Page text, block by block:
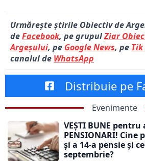
Urmărește știrile Obiectiv de
deFacebook, pe grupulZiar
Argeșului, pe Google News, pe Tik
canalul de WhatsApp
Distribuie pe
Evenimente
VEȘTI BUNE pentru
PENSIONARI! Cine
și a 14-a pensie și
septembrie?